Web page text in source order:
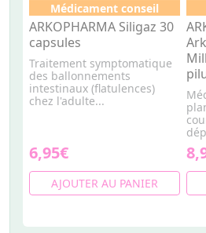
Médicament conseil
ARKOPHARMA Siligaz 30
capsules
Traitement symptomatique
des ballonnements
intestinaux (flatulences)
chez l'adulte...
6,95€
AJOUTER AU PANIER